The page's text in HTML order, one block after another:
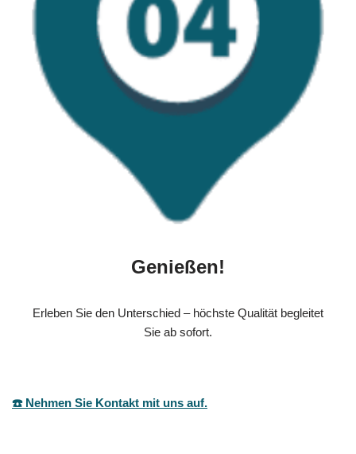
Genießen!
Erleben Sie den Unterschied – höchste Qualität begleitet
Sie ab sofort.
☎️ Nehmen Sie Kontakt mit uns auf.